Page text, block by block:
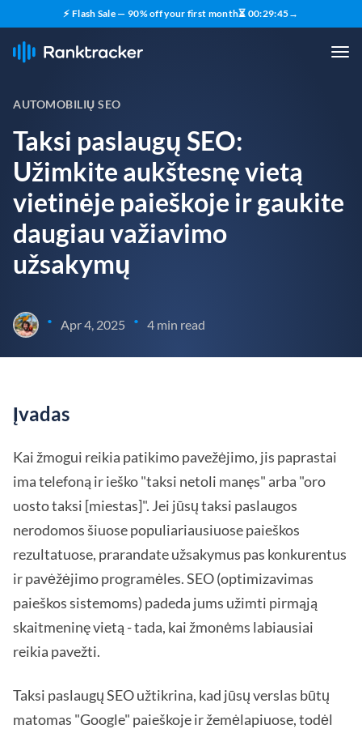
⚡ Flash Sale — 90% off your first month⏳ 00:29:44→
AUTOMOBILIŲ SEO
Taksi paslaugų SEO:
Užimkite aukštesnę vietą
vietinėje paieškoje ir gaukite
daugiau važiavimo
užsakymų
• Apr 4, 2025 • 4 min read
Įvadas
Kai žmogui reikia patikimo pavežėjimo, jis paprastai
ima telefoną ir ieško "taksi netoli manęs" arba "oro
uosto taksi [miestas]". Jei jūsų taksi paslaugos
nerodomos šiuose populiariausiuose paieškos
rezultatuose, prarandate užsakymus pas konkurentus
ir pavėžėjimo programėles. SEO (optimizavimas
paieškos sistemoms) padeda jums užimti pirmąją
skaitmeninę vietą - tada, kai žmonėms labiausiai
reikia pavežti.
Taksi paslaugų SEO užtikrina, kad jūsų verslas būtų
matomas "Google" paieškoje ir žemėlapiuose, todėl